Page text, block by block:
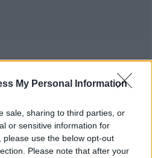
My Personal Information
sale, sharing to third parties, or
or sensitive information for
use the below opt-out
Please note that after your